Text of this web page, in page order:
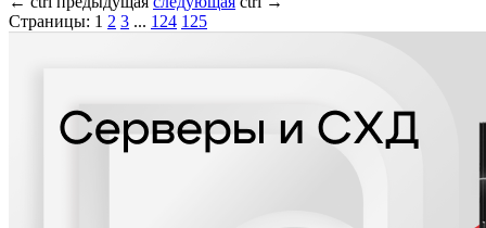
Страницы: 1 2 3 ... 124 125